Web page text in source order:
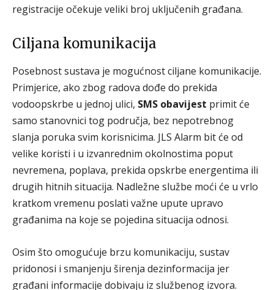
registracije očekuje veliki broj uključenih građana.
Ciljana komunikacija
Posebnost sustava je mogućnost ciljane komunikacije.
Primjerice, ako zbog radova dođe do prekida
vodoopskrbe u jednoj ulici, SMS obavijest primit će
samo stanovnici tog područja, bez nepotrebnog
slanja poruka svim korisnicima. JLS Alarm bit će od
velike koristi i u izvanrednim okolnostima poput
nevremena, poplava, prekida opskrbe energentima ili
drugih hitnih situacija. Nadležne službe moći će u vrlo
kratkom vremenu poslati važne upute upravo
građanima na koje se pojedina situacija odnosi.
Osim što omogućuje brzu komunikaciju, sustav
pridonosi i smanjenju širenja dezinformacija jer
građani informacije dobivaju iz službenog izvora.